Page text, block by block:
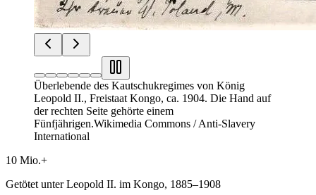
Überlebende des Kautschukregimes von König
Leopold II., Freistaat Kongo, ca. 1904. Die Hand auf
der rechten Seite gehörte einem
Fünfjährigen.Wikimedia Commons / Anti-Slavery
International
10 Mio.+
Getötet unter Leopold II. im Kongo, 1885–1908